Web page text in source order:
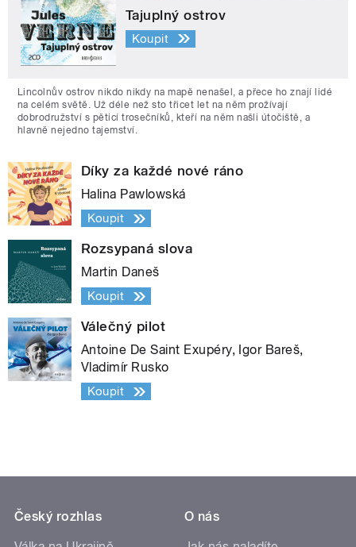
Tajuplný ostrov
Koupit
Lincolnův ostrov nikdo nikdy na mapě nenašel, a přece ho znají lidé
na celém světě. Už déle než sto třicet let na něm prožívají
dobrodružství s pěticí trosečníků, kteří na něm našli útočiště, a
hlavně nejedno tajemství.
Díky za každé nové ráno
Halina Pawlowská
Koupit
Rozsypaná slova
Martin Daneš
Koupit
Válečný pilot
Antoine De Saint Exupéry, Igor Bareš,
Vladimír Rusko
Koupit
Český rozhlas
O nás